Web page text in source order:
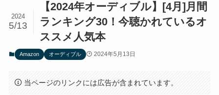
【2024年オーディブル】[4月]月間
ランキング30！今聴かれているオ
ススメ人気本
2024
5/13
Amazon オーディブル 2024年5月13日
当ページのリンクには広告が含まれています。